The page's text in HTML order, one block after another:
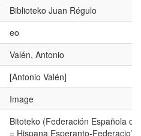
Biblioteko Juan Régulo
eo
Valén, Antonio
[Antonio Valén]
Image
Bitoteko (Federación Española
= Hispana Esperanto-Federacio)